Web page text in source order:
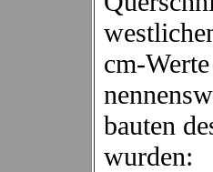
cm-
bauten
wurden: